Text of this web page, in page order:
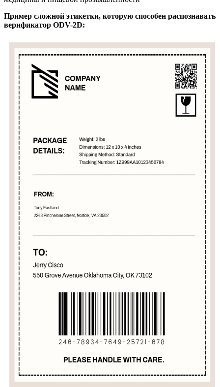
Пример сложной этикетки, которую способен распознавать
верификатор ODV-2D: